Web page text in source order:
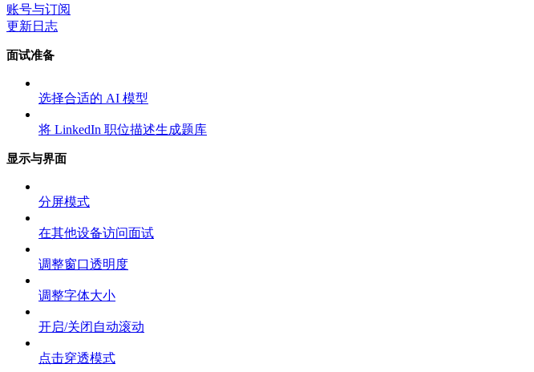
账号与订阅
更新日志
面试准备
选择合适的 AI 模型
将 LinkedIn 职位描述生成题库
显示与界面
分屏模式
在其他设备访问面试
调整窗口透明度
调整字体大小
开启/关闭自动滚动
点击穿透模式